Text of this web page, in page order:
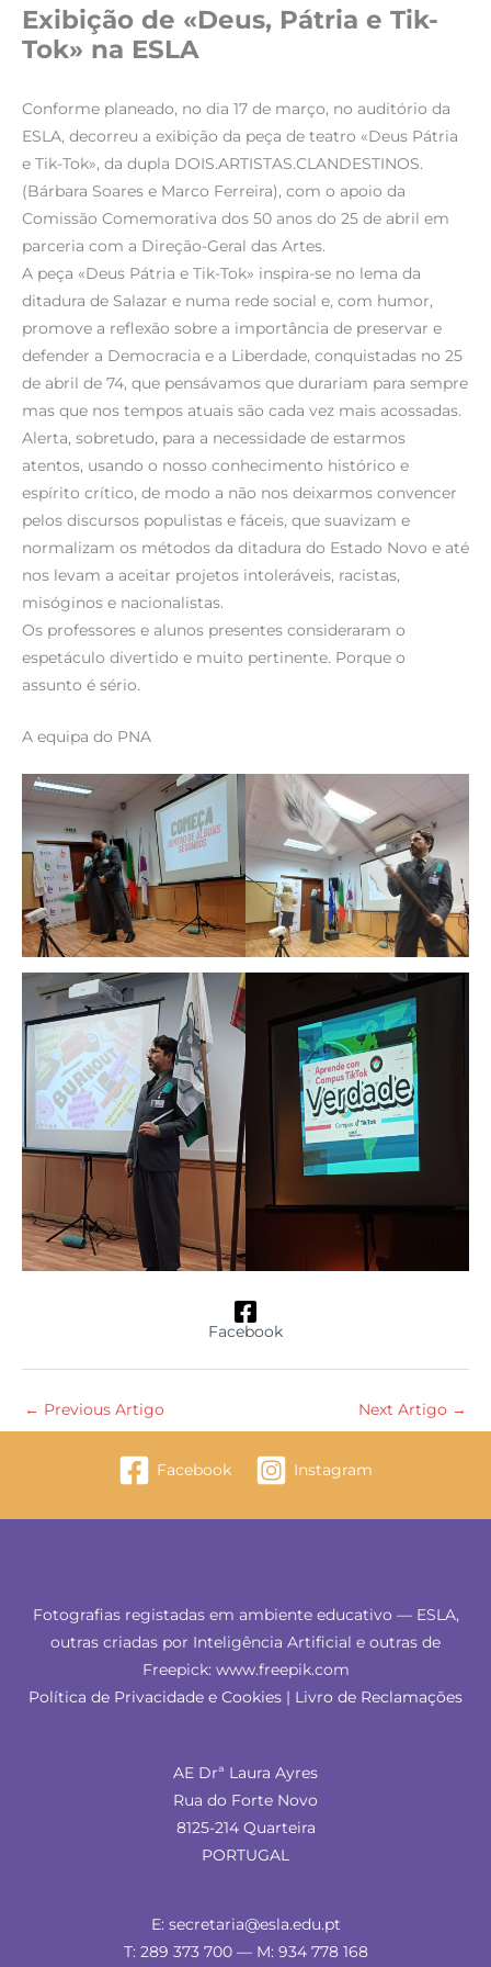
Exibição de «Deus, Pátria e Tik-
Tok» na ESLA
Conforme planeado, no dia 17 de março, no auditório da
ESLA, decorreu a exibição da peça de teatro «Deus Pátria
e Tik-Tok», da dupla DOIS.ARTISTAS.CLANDESTINOS.
(Bárbara Soares e Marco Ferreira), com o apoio da
Comissão Comemorativa dos 50 anos do 25 de abril em
parceria com a Direção-Geral das Artes.
A peça «Deus Pátria e Tik-Tok» inspira-se no lema da
ditadura de Salazar e numa rede social e, com humor,
promove a reflexão sobre a importância de preservar e
defender a Democracia e a Liberdade, conquistadas no 25
de abril de 74, que pensávamos que durariam para sempre
mas que nos tempos atuais são cada vez mais acossadas.
Alerta, sobretudo, para a necessidade de estarmos
atentos, usando o nosso conhecimento histórico e
espírito crítico, de modo a não nos deixarmos convencer
pelos discursos populistas e fáceis, que suavizam e
normalizam os métodos da ditadura do Estado Novo e até
nos levam a aceitar projetos intoleráveis, racistas,
misóginos e nacionalistas.
Os professores e alunos presentes consideraram o
espetáculo divertido e muito pertinente. Porque o
assunto é sério.
A equipa do PNA
Facebook
← Previous Artigo Next Artigo →
Facebook Instagram
Fotografias registadas em ambiente educativo — ESLA,
outras criadas por Inteligência Artificial e outras de
Freepick: www.freepik.com
Política de Privacidade e Cookies | Livro de Reclamações
AE Drª Laura Ayres
Rua do Forte Novo
8125-214 Quarteira
PORTUGAL
E: secretaria@esla.edu.pt
T: 289 373 700 — M: 934 778 168